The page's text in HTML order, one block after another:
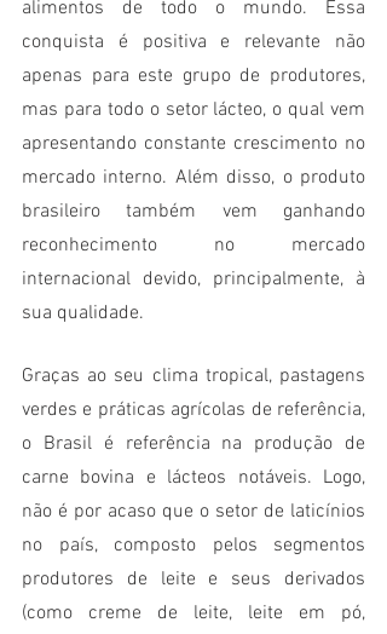
alimentos de todo o mundo. Essa
conquista é positiva e relevante não
apenas para este grupo de produtores,
mas para todo o setor lácteo, o qual vem
apresentando constante crescimento no
mercado interno. Além disso, o produto
brasileiro também vem ganhando
reconhecimento no mercado
internacional devido, principalmente, à
sua qualidade.
Graças ao seu clima tropical, pastagens
verdes e práticas agrícolas de referência,
o Brasil é referência na produção de
carne bovina e lácteos notáveis. Logo,
não é por acaso que o setor de laticínios
no país, composto pelos segmentos
produtores de leite e seus derivados
(como creme de leite, leite em pó,